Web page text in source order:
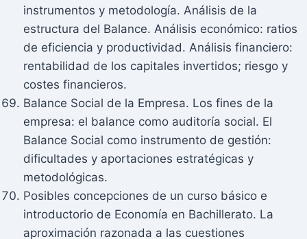
instrumentos y metodología. Análisis de la
estructura del Balance. Análisis económico: ratios
de eficiencia y productividad. Análisis financiero:
rentabilidad de los capitales invertidos; riesgo y
costes financieros.
Balance Social de la Empresa. Los fines de la
empresa: el balance como auditoría social. El
Balance Social como instrumento de gestión:
dificultades y aportaciones estratégicas y
metodológicas.
Posibles concepciones de un curso básico e
introductorio de Economía en Bachillerato. La
aproximación razonada a las cuestiones